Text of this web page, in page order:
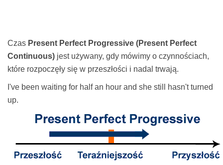
Czas Present Perfect Progressive (Present Perfect
Continuous) jest używany, gdy mówimy o czynnościach,
które rozpoczęły się w przeszłości i nadal trwają.
I've been waiting for half an hour and she still hasn't turned
up.